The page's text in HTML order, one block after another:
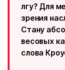
лгу? Для
зрения
Стану
весовых
слова